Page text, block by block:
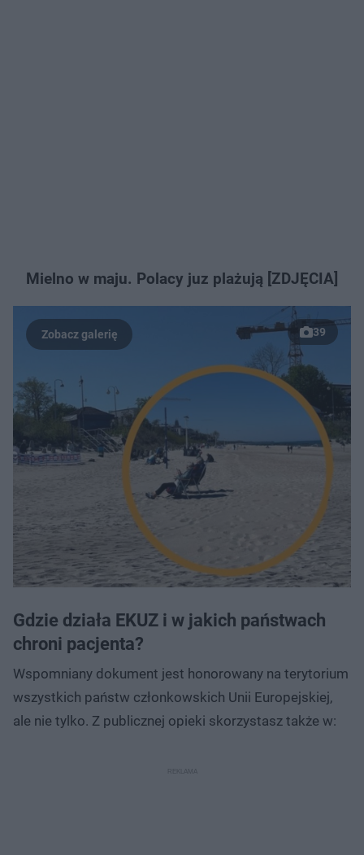
Mielno w maju. Polacy juz plażują [ZDJĘCIA]
39
Gdzie działa EKUZ i w jakich państwach
chroni pacjenta?
Wspomniany dokument jest honorowany na terytorium
wszystkich państw członkowskich Unii Europejskiej,
ale nie tylko. Z publicznej opieki skorzystasz także w: